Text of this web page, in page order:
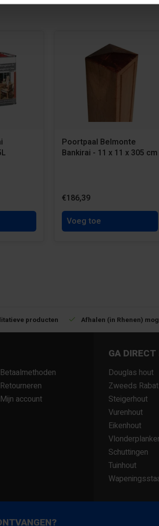
Poortpaal Belmonte
Bankirai - 11 x 11 x 305 cm
€186,39
Voeg toe
producten Afhalen (in Rhenen)
Betaalmethoden
Retourneren
Mijn account
GA DIRECT
Douglas hout
Zweeds Rabat
Steigerhout
Vurenhout
Eikenhout
Schuttingen
Tuinhout